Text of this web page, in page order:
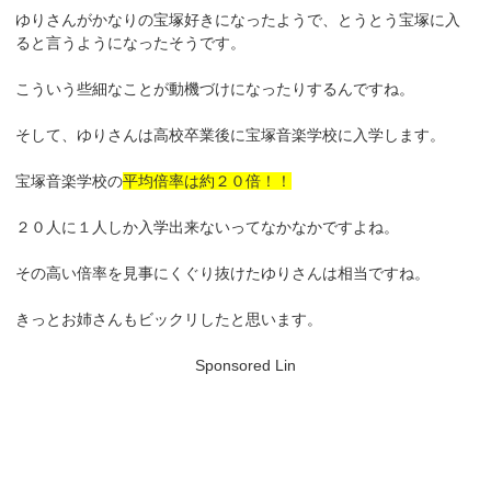
ゆりさんがかなりの宝塚好きになったようで、とうとう宝塚に入
ると言うようになったそうです。
こういう些細なことが動機づけになったりするんですね。
そして、ゆりさんは高校卒業後に宝塚音楽学校に入学します。
宝塚音楽学校の平均倍率は約２０倍！！
２０人に１人しか入学出来ないってなかなかですよね。
その高い倍率を見事にくぐり抜けたゆりさんは相当ですね。
きっとお姉さんもビックリしたと思います。
Sponsored Lin